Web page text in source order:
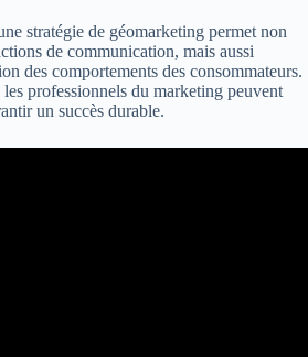
stratégie de géomarketing permet non
de communication, mais aussi
des comportements des consommateurs.
professionnels du marketing peuvent
un succès durable.